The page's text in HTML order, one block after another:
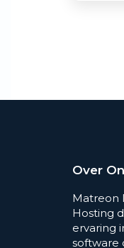
Over
Matreon
Hosting
ervaring
software